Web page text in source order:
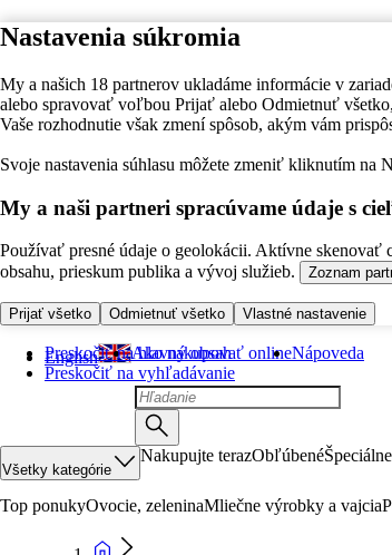
Nastavenia súkromia
My a našich 18 partnerov ukladáme informácie v
alebo spravovať voľbou Prijať alebo Odmietnuť
Vaše rozhodnutie však zmení spôsob, akým vám
Svoje nastavenia súhlasu môžete zmeniť kliknutím na
My a naši partneri spracúvame údaje s
Používať presné údaje o geolokácii. Aktívne skenovať
obsahu, prieskum publika a vývoj služieb.
Zoznam
Prijať všetko Odmietnuť všetko Vlastné nastavenie
Preskočiť na hlavný obsah
Preskočiť na vyhľadávanie
English Ako nakupovať onlineNápoveda
Všetky kategórie
Nakupujte terazObľúbené
Top ponukyOvocie, zeleninaMliečne výrobky a vajcia